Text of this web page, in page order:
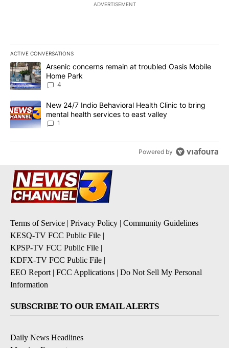
ADVERTISEMENT
ACTIVE CONVERSATIONS
The following is a list of the most commented articles in the last
A trending article titled "Arsenic concerns remain at troubled
Arsenic concerns remain at troubled Oasis Mobile
Home Park
4
A trending article titled "New 24/7 Indio Behavioral Health
New 24/7 Indio Behavioral Health Clinic to bring
mental health services to east valley
1
Powered by
Terms of Service | Privacy Policy | Community Guidelines
KESQ-TV FCC Public File |
KPSP-TV FCC Public File |
KDFX-TV FCC Public File |
EEO Report | FCC Applications | Do Not Sell My Personal
Information
SUBSCRIBE TO OUR EMAIL ALERTS
Daily News Headlines